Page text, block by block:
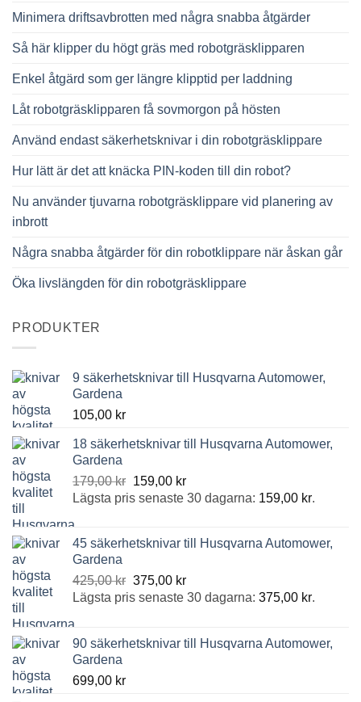
Minimera driftsavbrotten med några snabba åtgärder
Så här klipper du högt gräs med robotgräsklipparen
Enkel åtgärd som ger längre klipptid per laddning
Låt robotgräsklipparen få sovmorgon på hösten
Använd endast säkerhetsknivar i din robotgräsklippare
Hur lätt är det att knäcka PIN-koden till din robot?
Nu använder tjuvarna robotgräsklippare vid planering av
inbrott
Några snabba åtgärder för din robotklippare när åskan går
Öka livslängden för din robotgräsklippare
PRODUKTER
9 säkerhetsknivar till Husqvarna Automower,
Gardena
105,00 kr
18 säkerhetsknivar till Husqvarna Automower,
Gardena
179,00kr Det
ursprungliga
179,00 kr.
159,00 krDet
nuvarande
159,00 kr.
Lägsta pris senaste 30 dagarna: 159,00 kr.
45 säkerhetsknivar till Husqvarna Automower,
Gardena
425,00kr Det
ursprungliga
425,00 kr.
375,00 krDet
nuvarande
375,00 kr.
Lägsta pris senaste 30 dagarna: 375,00 kr.
90 säkerhetsknivar till Husqvarna Automower,
Gardena
699,00 kr